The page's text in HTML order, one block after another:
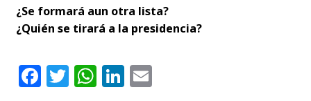
¿Se formará aun otra lista?
¿Quién se tirará a la presidencia?
Facebook
Twitter
WhatsApp
LinkedIn
Email